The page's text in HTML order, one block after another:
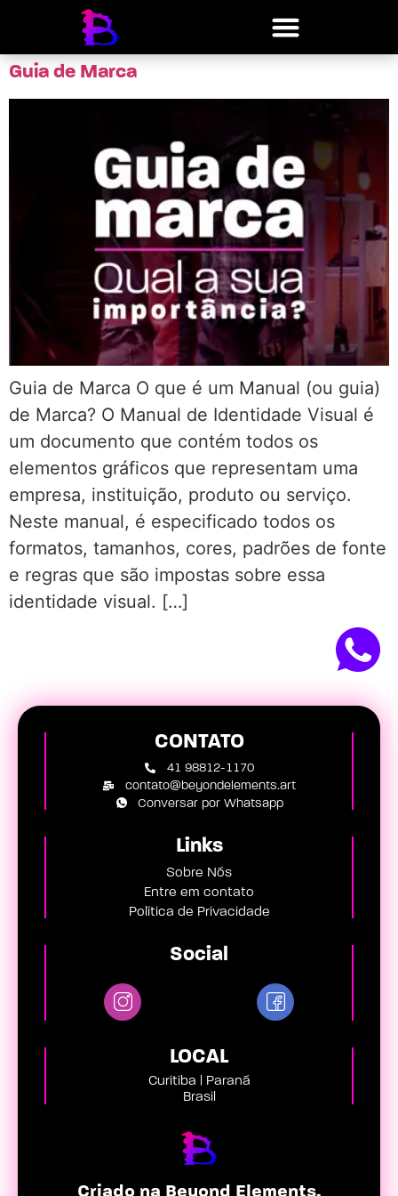
Guia de Marca
Guia de Marca O que é um Manual (ou guia)
de Marca? O Manual de Identidade Visual é
um documento que contém todos os
elementos gráficos que representam uma
empresa, instituição, produto ou serviço.
Neste manual, é especificado todos os
formatos, tamanhos, cores, padrões de fonte
e regras que são impostas sobre essa
identidade visual. […]
LOCAL
Curitiba | Paraná
Brasil
CONTATO
41 98812-1170
contato@beyondelements.art
Conversar por Whatsapp
Links
Sobre Nós
Entre em contato
Política de Privacidade
Social
Criado na Beyond Elements.